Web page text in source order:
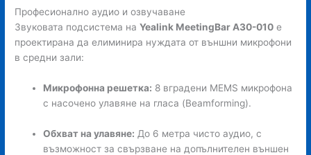
Професионално аудио и озвучаване
Звуковата подсистема наYealink MeetingBar A30-010 е
проектирана да елиминира нуждата от външни микрофони
в средни зали:
Микрофонна решетка: 8 вградени MEMS микрофона
с насочено улавяне на гласа (Beamforming).
Обхват на улавяне: До 6 метра чисто аудио, с
възможност за свързване на допълнителен външен